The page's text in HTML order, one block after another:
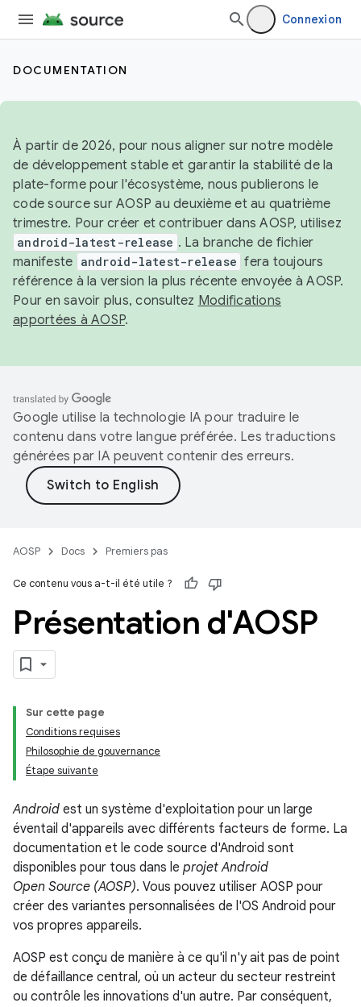
Connexion
DOCUMENTATION
À partir de 2026, pour nous aligner sur notre modèle
de développement stable et garantir la stabilité de la
plate-forme pour l'écosystème, nous publierons le
code source sur AOSP au deuxième et au quatrième
trimestre. Pour créer et contribuer dans AOSP, utilisez
android-latest-release . La branche de fichier
manifeste android-latest-release fera toujours
référence à la version la plus récente envoyée à AOSP.
Pour en savoir plus, consultez Modifications
apportées à AOSP.
Google utilise la technologie IA pour traduire le
contenu dans votre langue préférée. Les traductions
générées par IA peuvent contenir des erreurs.
AOSP Docs Premiers pas
Ce contenu vous a-t-il été utile ?
Présentation d'AOSP
Sur cette page
Conditions requises
Philosophie de gouvernance
Étape suivante
Android est un système d'exploitation pour un large
éventail d'appareils avec différents facteurs de forme. La
documentation et le code source d'Android sont
disponibles pour tous dans le projet Android
Open Source (AOSP). Vous pouvez utiliser AOSP pour
créer des variantes personnalisées de l'OS Android pour
vos propres appareils.
AOSP est conçu de manière à ce qu'il n'y ait pas de point
de défaillance central, où un acteur du secteur restreint
ou contrôle les innovations d'un autre. Par conséquent,